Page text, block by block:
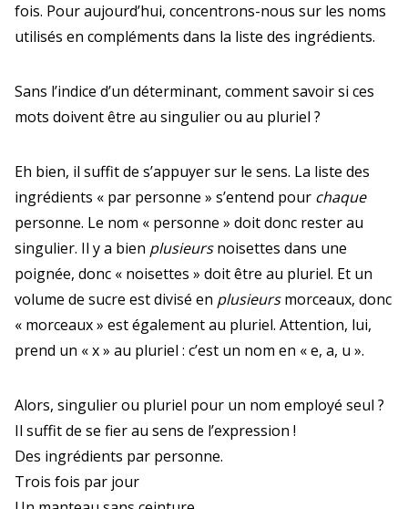
fois. Pour aujourd’hui, concentrons-nous sur les noms
utilisés en compléments dans la liste des ingrédients.
Sans l’indice d’un déterminant, comment savoir si ces
mots doivent être au singulier ou au pluriel ?
Eh bien, il suffit de s’appuyer sur le sens. La liste des
ingrédients « par personne » s’entend pour chaque
personne. Le nom « personne » doit donc rester au
singulier. Il y a bien plusieursnoisettes dans une
poignée, donc « noisettes » doit être au pluriel. Et un
volume de sucre est divisé en plusieursmorceaux, donc
« morceaux » est également au pluriel. Attention, lui,
prend un « x » au pluriel : c’est un nom en « e, a, u ».
Alors, singulier ou pluriel pour un nom employé seul ?
Il suffit de se fier au sens de l’expression !
Des ingrédients par personne.
Trois fois par jour